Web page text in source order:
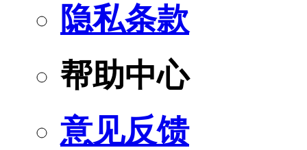
隐私条款
帮助中心
意见反馈